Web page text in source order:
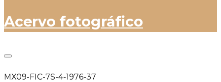
Acervo fotográfico
MX09-FIC-7S-4-1976-37